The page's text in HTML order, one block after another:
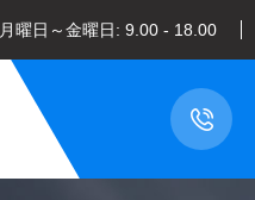
曜日～金曜日: 9.00 - 18.00